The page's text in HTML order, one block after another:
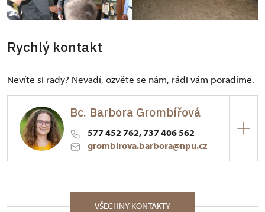
Rychlý kontakt
Nevíte si rady? Nevadí, ozvěte se nám, rádi vám poradíme.
Bc. Barbora Grombířová
577 452 762, 737 406 562
grombirova.barbora@npu.cz
Palackého nám. 376/, Vizovice 76312
VŠECHNY KONTAKTY